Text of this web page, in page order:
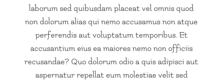
laborum sed quibusdam placeat vel omnis quod
non dolorum alias qui nemo accusamus non atque
perferendis aut voluptatum temporibus. Et
accusantium eius ea maiores nemo non officiis
recusandae? Quo dolorum odio a quis adipisci aut
aspernatur repellat eum molestiae velit sed